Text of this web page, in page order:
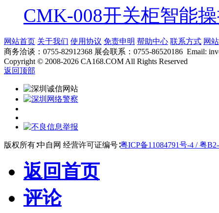
CMK-008开关柜智能
网站首页 关于我们 使用协议 免责申明 帮助中心 联系方式 网
商务洽谈：0755-82912368 展会联系：0755-86520186 Email:
Copyright © 2008-2026 CA168.COM All Rights Reserved
返回顶部
版权所有∶中自网 经营许可证编号∶粤ICP备11084791号-4 / 粤
返回首页
评论